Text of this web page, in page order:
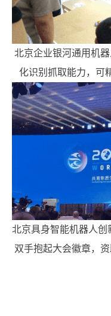
北京企业银河通用机
化识别抓取能力，可
北京具身智能机器人创
双手抱起大会徽章，